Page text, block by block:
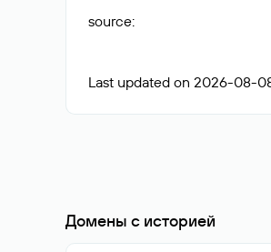
source:
Last updated on 2026-08-
Домены с историей